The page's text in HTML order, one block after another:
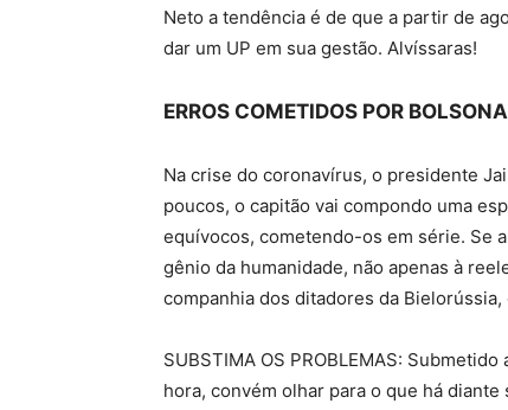
Neto a tendência é de que a partir de
dar um UP em sua gestão. Alvíssaras!
ERROS COMETIDOS POR
Na crise do coronavírus, o presidente
poucos, o capitão vai compondo uma
equívocos, cometendo-os em série. Se
gênio da humanidade, não apenas à
companhia dos ditadores da
SUBSTIMA OS PROBLEMAS:
hora, convém olhar para o que há